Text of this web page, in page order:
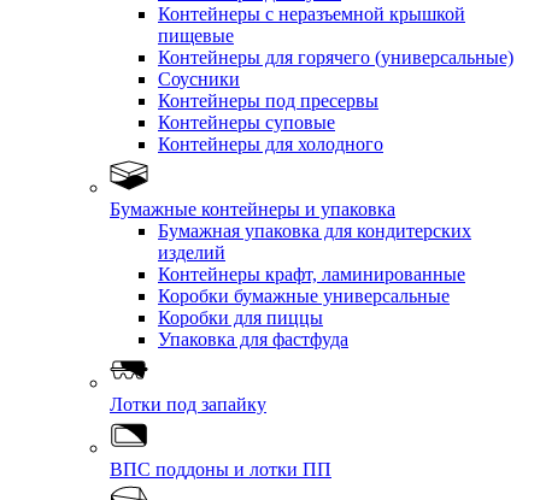
Контейнеры с неразъемной крышкой
пищевые
Контейнеры для горячего (универсальные)
Соусники
Контейнеры под пресервы
Контейнеры суповые
Контейнеры для холодного
Бумажные контейнеры и упаковка
Бумажная упаковка для кондитерских
изделий
Контейнеры крафт, ламинированные
Коробки бумажные универсальные
Коробки для пиццы
Упаковка для фастфуда
Лотки под запайку
ВПС поддоны и лотки ПП